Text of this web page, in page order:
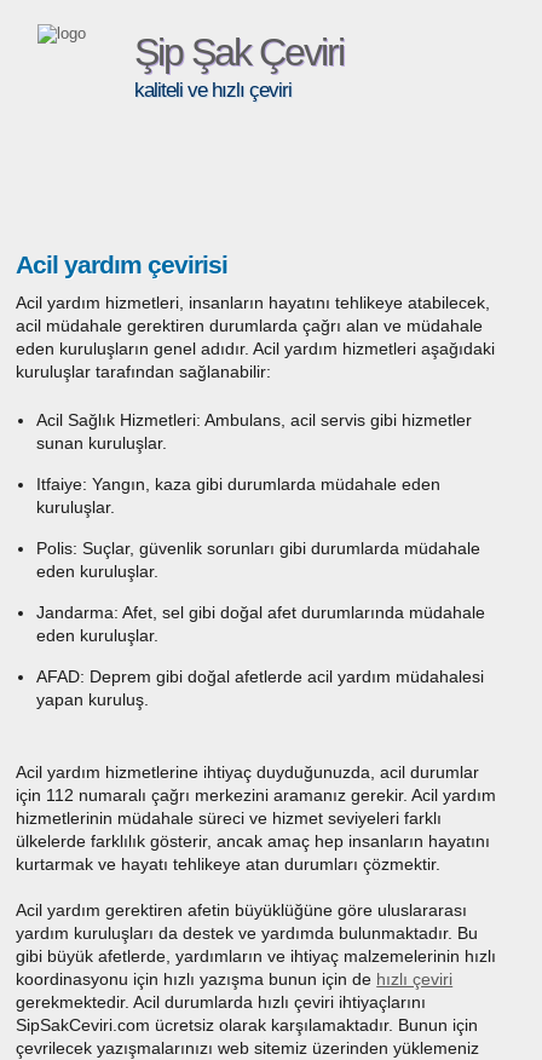
Şip Şak Çeviri
kaliteli ve hızlı çeviri
Acil yardım çevirisi
Acil yardım hizmetleri, insanların hayatını tehlikeye atabilecek,
acil müdahale gerektiren durumlarda çağrı alan ve müdahale
eden kuruluşların genel adıdır. Acil yardım hizmetleri aşağıdaki
kuruluşlar tarafından sağlanabilir:
Acil Sağlık Hizmetleri: Ambulans, acil servis gibi hizmetler
sunan kuruluşlar.
Itfaiye: Yangın, kaza gibi durumlarda müdahale eden
kuruluşlar.
Polis: Suçlar, güvenlik sorunları gibi durumlarda müdahale
eden kuruluşlar.
Jandarma: Afet, sel gibi doğal afet durumlarında müdahale
eden kuruluşlar.
AFAD: Deprem gibi doğal afetlerde acil yardım müdahalesi
yapan kuruluş.
Acil yardım hizmetlerine ihtiyaç duyduğunuzda, acil durumlar
için 112 numaralı çağrı merkezini aramanız gerekir. Acil yardım
hizmetlerinin müdahale süreci ve hizmet seviyeleri farklı
ülkelerde farklılık gösterir, ancak amaç hep insanların hayatını
kurtarmak ve hayatı tehlikeye atan durumları çözmektir.
Acil yardım gerektiren afetin büyüklüğüne göre uluslararası
yardım kuruluşları da destek ve yardımda bulunmaktadır. Bu
gibi büyük afetlerde, yardımların ve ihtiyaç malzemelerinin hızlı
koordinasyonu için hızlı yazışma bunun için de hızlı çeviri
gerekmektedir. Acil durumlarda hızlı çeviri ihtiyaçlarını
SipSakCeviri.com ücretsiz olarak karşılamaktadır. Bunun için
çevrilecek yazışmalarınızı web sitemiz üzerinden yüklemeniz